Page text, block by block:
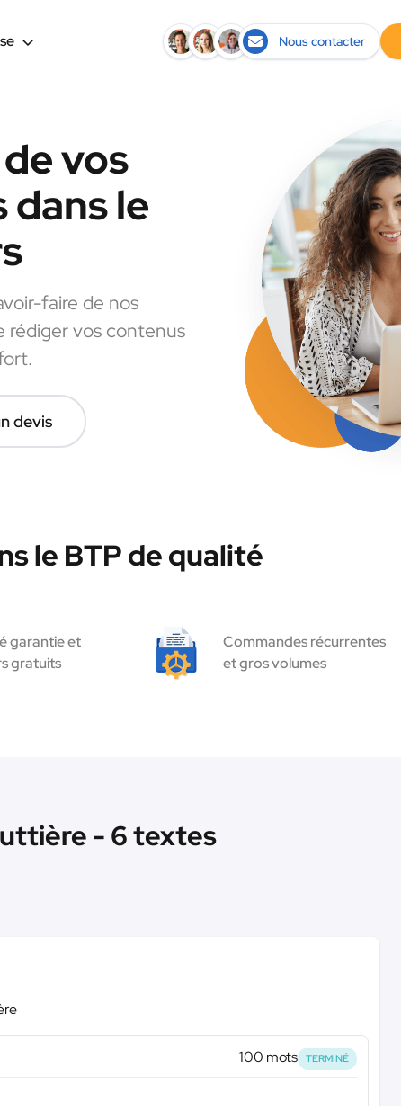
Nous contacter
vos
dans le
faire de nos
rédiger vos contenus
devis
le BTP de qualité
garantie et
gratuits
Commandes récurrentes
et gros volumes
- 6 textes
100 mots TERMINÉ